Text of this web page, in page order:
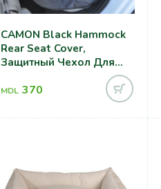
CAMON Black Hammock
Rear Seat Cover,
Защитный Чехол Для
Сиденья Автомобиля
160x145cm
MDL 370